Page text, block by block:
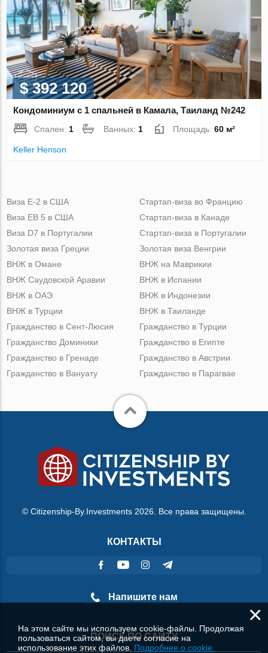
$ 392 120
Кондоминиум с 1 спальней в Камала, Таиланд №242
Спален: 1 Ванных: 1 Площадь:60 м²
Keller Henson
Виза Е-2 в США
Виза ЕВ 5 в США
Виза D7 в Португалии
Золотая виза Греции
Стартап-виза во Францию
Стартап-виза в Канаде
Стартап-виза в Португалии
Золотая виза Венгрии
ВНЖ в Омане
ВНЖ Саудовской Аравии
ВНЖ в ОАЭ
ВНЖ в Турции
ВНЖ на Маврикии
ВНЖ в Испании
ВНЖ в Индонезии
ВНЖ в Таиланде
Гражданство в Сент-Люсия
Гражданство Доминики
Гражданство в Гренаде
Гражданство в Вануату
Гражданство в Турции
Гражданство в Египте
Гражданство в Австрии
Гражданство в Парагвае
© Citizenship-By.Investments 2026. Все права защищены.
КОНТАКТЫ
Напишите нам
ПОИСК ПО САЙТУ
×
На этом сайте мы используем cookie-файлы. Продолжая
пользоваться сайтом, вы даете согласие на
использование этих файлов. Подробнее о cookie.